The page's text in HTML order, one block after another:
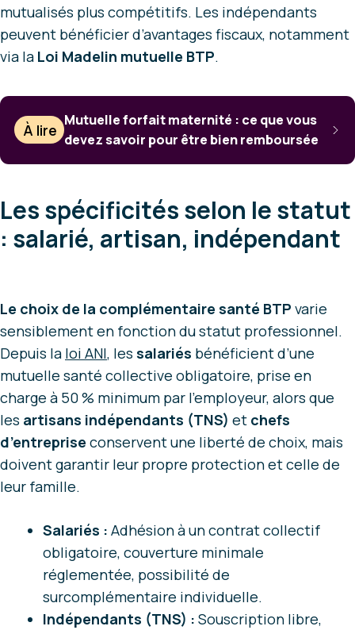
mutualisés plus compétitifs. Les indépendants
peuvent bénéficier d’avantages fiscaux, notamment
via la Loi Madelin mutuelle BTP.
À lire
Mutuelle forfait maternité : ce que vous
devez savoir pour être bien remboursée
Les spécificités selon le statut
: salarié, artisan, indépendant
Le choix de la complémentaire santé BTP varie
sensiblement en fonction du statut professionnel.
Depuis la loi ANI, les salariés bénéficient d’une
mutuelle santé collective obligatoire, prise en
charge à 50 % minimum par l’employeur, alors que
les artisans indépendants (TNS) et chefs
d’entreprise conservent une liberté de choix, mais
doivent garantir leur propre protection et celle de
leur famille.
Salariés : Adhésion à un contrat collectif
obligatoire, couverture minimale
réglementée, possibilité de
surcomplémentaire individuelle.
Indépendants (TNS) : Souscription libre,